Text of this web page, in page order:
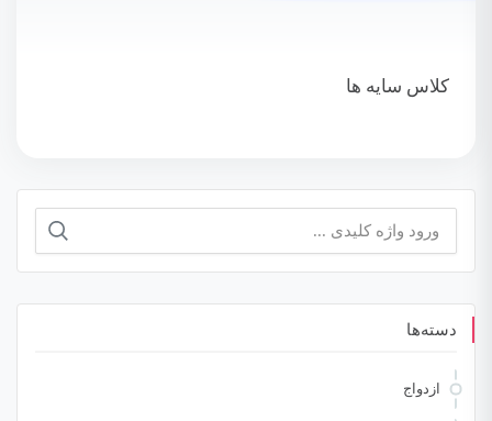
کلاس سایه ها
جستجو
دسته‌ها
ازدواج